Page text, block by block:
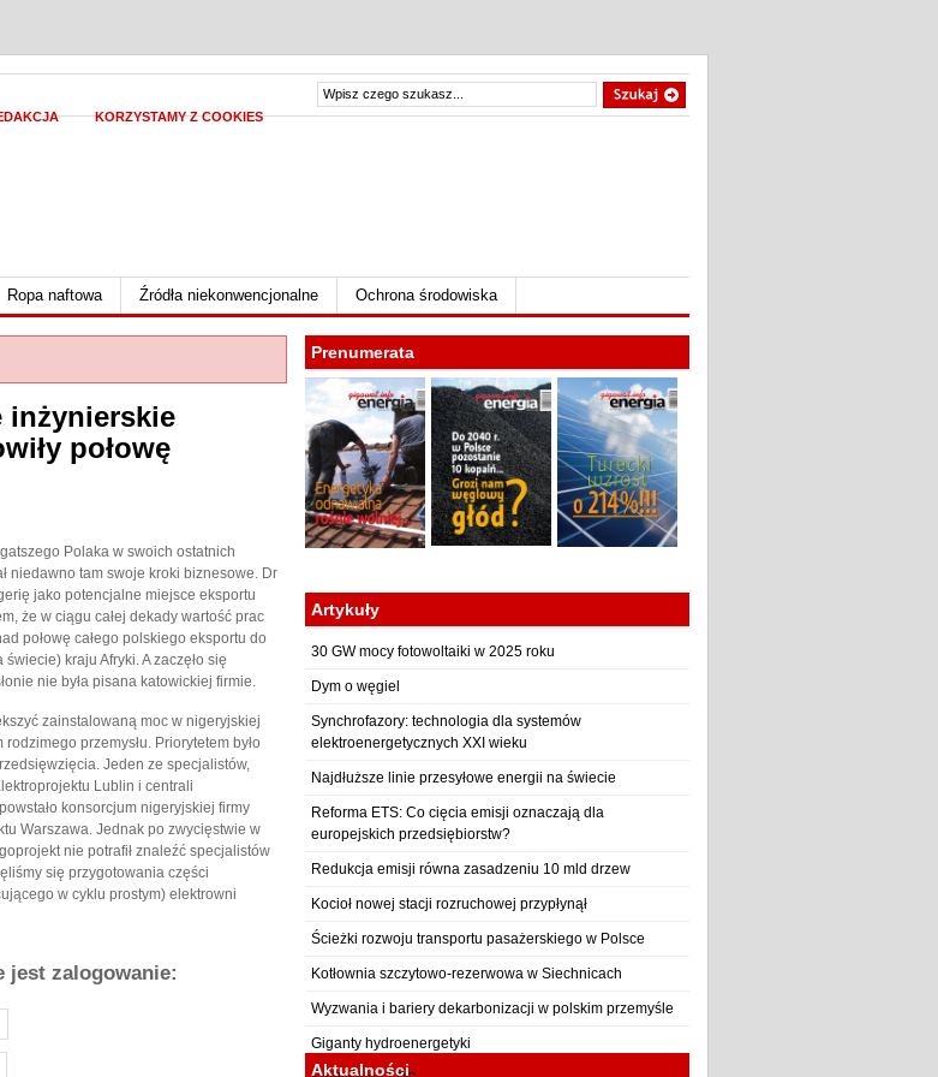
KORZYSTAMY Z COOKIES
Ropa naftowa Źródła niekonwencjonalne Ochrona środowiska
inżynierskie
połowę
Polaka w swoich ostatnich
niedawno tam swoje kroki biznesowe. Dr
jako potencjalne miejsce eksportu
że w ciągu całej dekady wartość prac
połowę całego polskiego eksportu do
kraju Afryki. A zaczęło się
nie była pisana katowickiej firmie.
zainstalowaną moc w nigeryjskiej
przemysłu. Priorytetem było
Jeden ze specjalistów,
Lublin i centrali
konsorcjum nigeryjskiej firmy
Warszawa. Jednak po zwycięstwie w
nie potrafił znaleźć specjalistów
się przygotowania części
w cyklu prostym) elektrowni
jest zalogowanie:
Prenumerata
Artykuły
30 GW mocy fotowoltaiki w 2025 roku
Dym o węgiel
Synchrofazory: technologia dla systemów
elektroenergetycznych XXI wieku
Najdłuższe linie przesyłowe energii na świecie
Reforma ETS: Co cięcia emisji oznaczają dla
europejskich przedsiębiorstw?
Redukcja emisji równa zasadzeniu 10 mld drzew
Kocioł nowej stacji rozruchowej przypłynął
Ścieżki rozwoju transportu pasażerskiego w Polsce
Kotłownia szczytowo-rezerwowa w Siechnicach
Wyzwania i bariery dekarbonizacji w polskim przemyśle
Giganty hydroenergetyki
Aktualności